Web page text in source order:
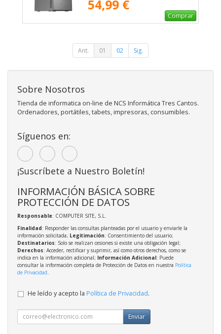
54,99 €
Comprar
Ant. 01 02 Sig.
Sobre Nosotros
Tienda de informatica on-line de NCS Informática Tres Cantos.
Ordenadores, portátiles, tabets, impresoras, consumibles.
Síguenos en:
¡Suscríbete a Nuestro Boletín!
INFORMACIÓN BÁSICA SOBRE
PROTECCIÓN DE DATOS
Responsable: COMPUTER SITE, S.L.
Finalidad: Responder las consultas planteadas por el usuario y enviarle la
información solicitada; Legitimación: Consentimiento del usuario;
Destinatarios: Solo se realizan cesiones si existe una obligación legal;
Derechos: Acceder, rectificar y suprimir, así como otros derechos, como se
indica en la información adicional; Información Adicional: Puede
consultar la información completa de Protección de Datos en nuestra Política
de Privacidad
He leído y acepto la Política de Privacidad.
Enviar